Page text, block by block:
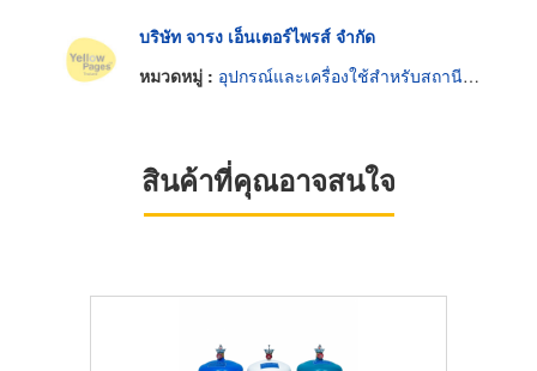
บริษัท จารง เอ็นเตอร์ไพรส์ จำกัด
หมวดหมู่ : อุปกรณ์และเครื่องใช้สำหรับสถานีดับเพลิง
สินค้าที่คุณอาจสนใจ